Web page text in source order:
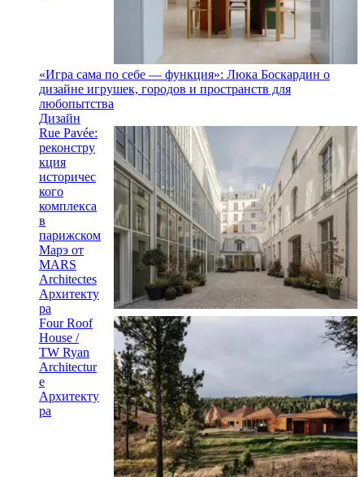
«Игра сама по себе — функция»: Люка Боскардин о
дизайне игрушек, городов и пространств для
любопытства
Дизайн
Rue Pavée:
реконстру
кция
историчес
кого
комплекса
в
парижском
Марэ от
MARS
Architectes
Архитекту
ра
Four Roof
House /
TW Ryan
Architectur
e
Архитекту
ра